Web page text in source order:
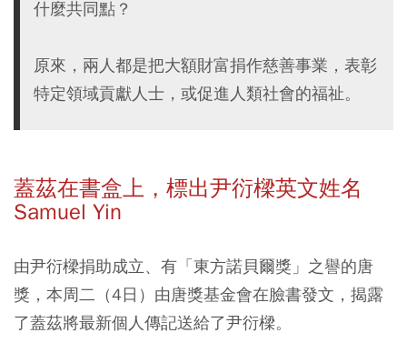
什麼共同點？
原來，兩人都是把大額財富捐作慈善事業，表彰
特定領域貢獻人士，或促進人類社會的福祉。
蓋茲在書盒上，標出尹衍樑英文姓名
Samuel Yin
由尹衍樑捐助成立、有「東方諾貝爾獎」之譽的唐
獎，本周二（4日）由唐獎基金會在臉書發文，揭露
了蓋茲將最新個人傳記送給了尹衍樑。